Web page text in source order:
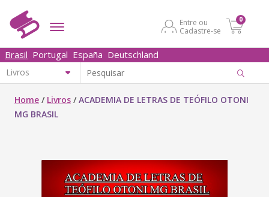
Entre ou
Cadastre-se
0
Brasil Portugal España Deutschland
Home / Livros /ACADEMIA DE LETRAS DE TEÓFILO OTONI
MG BRASIL